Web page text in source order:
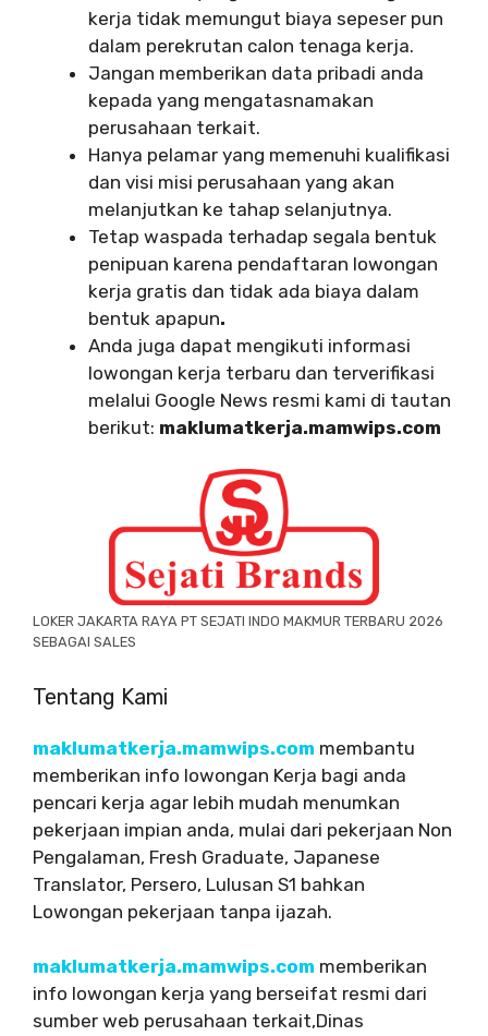
kerja tidak memungut biaya sepeser pun
dalam perekrutan calon tenaga kerja.
Jangan memberikan data pribadi anda
kepada yang mengatasnamakan
perusahaan terkait.
Hanya pelamar yang memenuhi kualifikasi
dan visi misi perusahaan yang akan
melanjutkan ke tahap selanjutnya.
Tetap waspada terhadap segala bentuk
penipuan karena pendaftaran lowongan
kerja gratis dan tidak ada biaya dalam
bentuk apapun.
Anda juga dapat mengikuti informasi
lowongan kerja terbaru dan terverifikasi
melalui Google News resmi kami di tautan
berikut: maklumatkerja.mamwips.com
LOKER JAKARTA RAYA PT SEJATI INDO MAKMUR TERBARU 2026
SEBAGAI SALES
Tentang Kami
maklumatkerja.mamwips.com membantu
memberikan info lowongan Kerja bagi anda
pencari kerja agar lebih mudah menumkan
pekerjaan impian anda, mulai dari pekerjaan Non
Pengalaman, Fresh Graduate, Japanese
Translator, Persero, Lulusan S1 bahkan
Lowongan pekerjaan tanpa ijazah.
maklumatkerja.mamwips.com memberikan
info lowongan kerja yang berseifat resmi dari
sumber web perusahaan terkait,Dinas